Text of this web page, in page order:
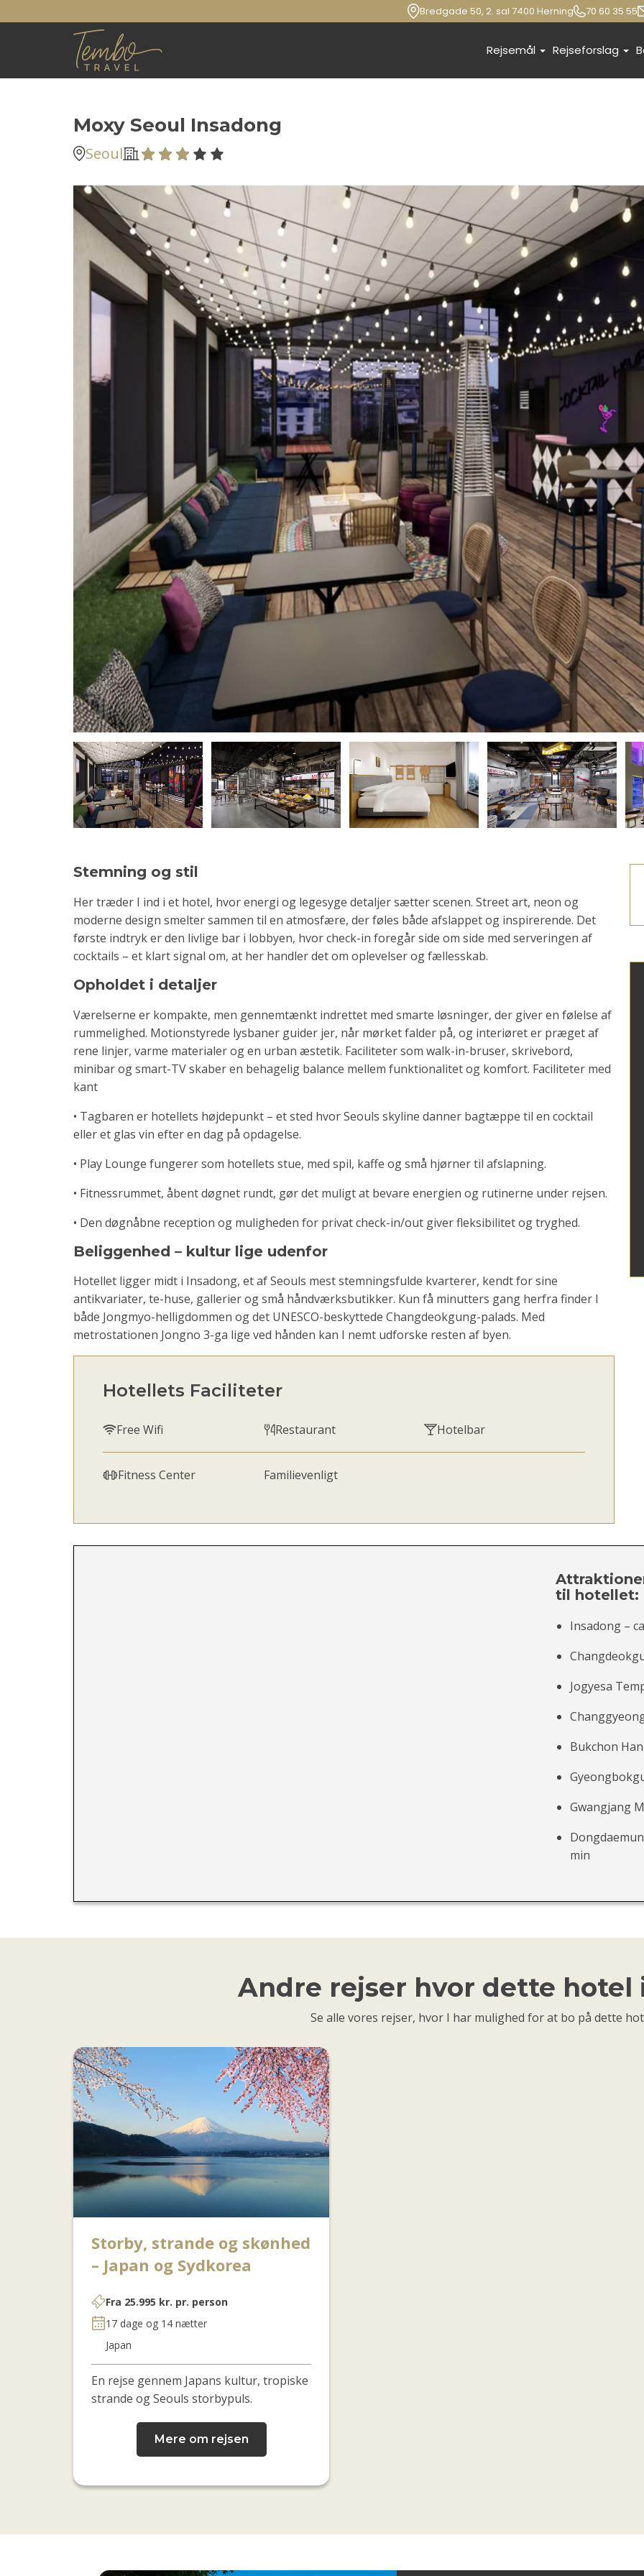
Bredgade 50, 2. sal 7400 Herning 70 60 35 55
Rejsemål Rejseforslag
Moxy Seoul Insadong
Seoul
Stemning og stil
Her træder I ind i et hotel, hvor energi og legesyge detaljer sætter scenen. Street art, neon og
moderne design smelter sammen til en atmosfære, der føles både afslappet og inspirerende. Det
første indtryk er den livlige bar i lobbyen, hvor check-in foregår side om side med serveringen af
cocktails – et klart signal om, at her handler det om oplevelser og fællesskab.
Opholdet i detaljer
Værelserne er kompakte, men gennemtænkt indrettet med smarte løsninger, der giver en følelse af
rummelighed. Motionstyrede lysbaner guider jer, når mørket falder på, og interiøret er præget af
rene linjer, varme materialer og en urban æstetik. Faciliteter som walk-in-bruser, skrivebord,
minibar og smart-TV skaber en behagelig balance mellem funktionalitet og komfort. Faciliteter med
kant
• Tagbaren er hotellets højdepunkt – et sted hvor Seouls skyline danner bagtæppe til en cocktail
eller et glas vin efter en dag på opdagelse.
• Play Lounge fungerer som hotellets stue, med spil, kaffe og små hjørner til afslapning.
• Fitnessrummet, åbent døgnet rundt, gør det muligt at bevare energien og rutinerne under rejsen.
• Den døgnåbne reception og muligheden for privat check-in/out giver fleksibilitet og tryghed.
Beliggenhed – kultur lige udenfor
Hotellet ligger midt i Insadong, et af Seouls mest stemningsfulde kvarterer, kendt for sine
antikvariater, te-huse, gallerier og små håndværksbutikker. Kun få minutters gang herfra finder I
både Jongmyo-helligdommen og det UNESCO-beskyttede Changdeokgung-palads. Med
metrostationen Jongno 3-ga lige ved hånden kan I nemt udforske resten af byen.
Hotellets Faciliteter
Free Wifi Restaurant Hotelbar
Fitness Center Familievenligt
til hotellet:
Insadong –
Jogyesa
Bukchon
Gwangjang
min
Andre rejser hvor dette hotel
Se alle vores rejser, hvor I har mulighed for at bo på dette
Storby, strande og skønhed
– Japan og Sydkorea
Fra 25.995 kr. pr. person
17 dage og 14 nætter
Japan
En rejse gennem Japans kultur, tropiske
strande og Seouls storbypuls.
Mere om rejsen